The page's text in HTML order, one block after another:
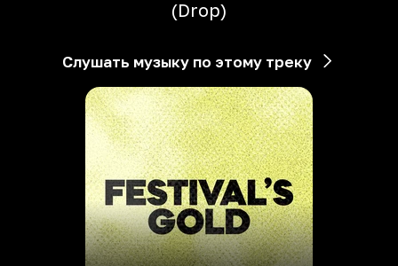
(Drop)
Слушать музыку по этому треку